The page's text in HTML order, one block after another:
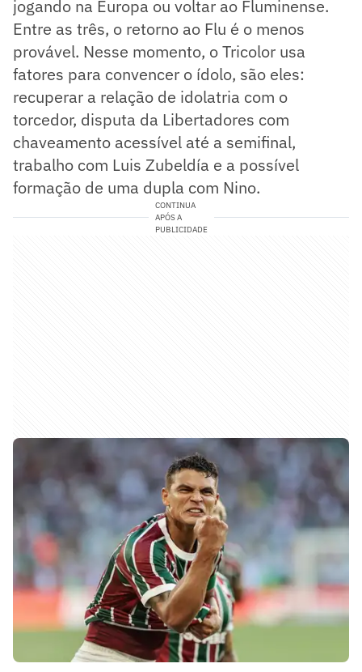
jogando na Europa ou voltar ao Fluminense.
Entre as três, o retorno ao Flu é o menos
provável. Nesse momento, o Tricolor usa
fatores para convencer o ídolo, são eles:
recuperar a relação de idolatria com o
torcedor, disputa da Libertadores com
chaveamento acessível até a semifinal,
trabalho com Luis Zubeldía e a possível
formação de uma dupla com Nino.
CONTINUA
APÓS A
PUBLICIDADE